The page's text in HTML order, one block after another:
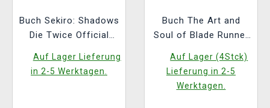
Buch Sekiro: Shadows
Die Twice Official
Auf Lager Lieferung
in 2-5 Werktagen.
Buch The Art and
Soul of Blade Runner
Expanded Edition ENG
Auf Lager (4Stck)
Lieferung in 2-5
Werktagen.